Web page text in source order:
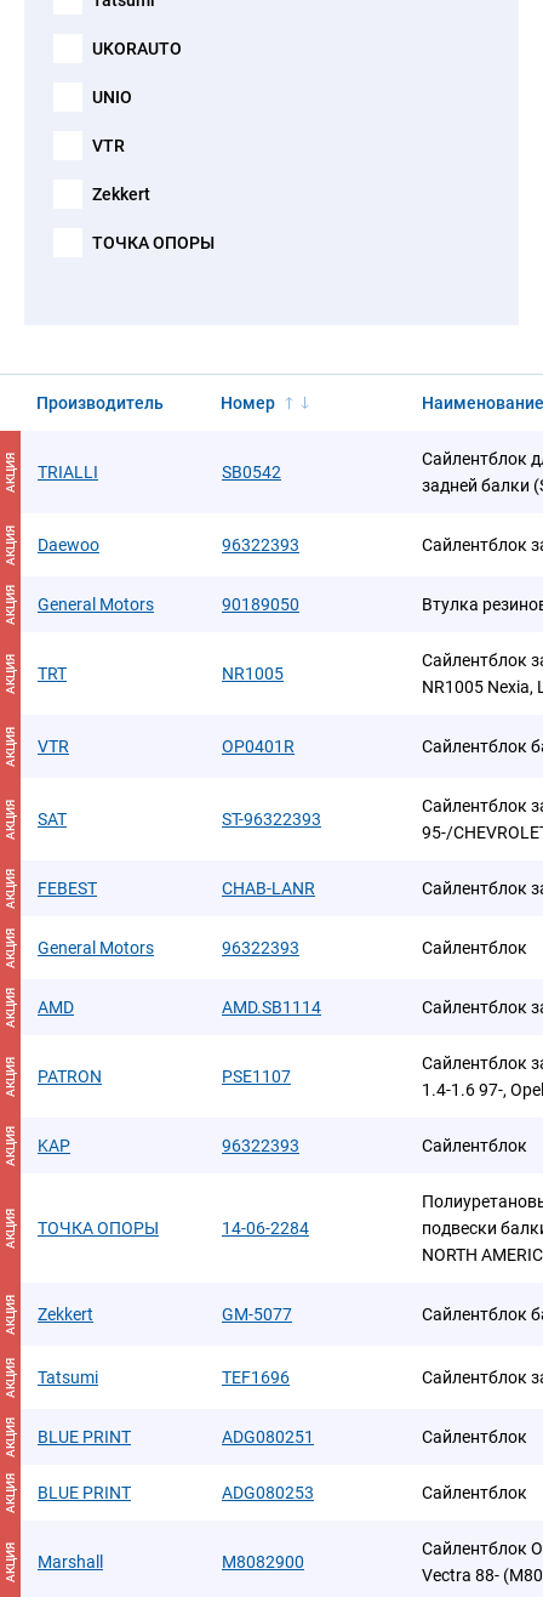
UKORAUTO
UNIO
VTR
Zekkert
ТОЧКА ОПОРЫ
Производитель Номер
АКЦИЯ TRIALLI SB0542
Сайлентблок
задней балки
АКЦИЯ Daewoo 96322393 Сайлентблок
АКЦИЯ General Motors 90189050 Втулка
АКЦИЯ TRT NR1005
Сайлентблок
NR1005 Nexia,
АКЦИЯ VTR OP0401R Сайлентблок
АКЦИЯ SAT ST-96322393
Сайлентблок
95-/
АКЦИЯ FEBEST CHAB-LANR Сайлентблок
АКЦИЯ General Motors 96322393 Сайлентблок
АКЦИЯ AMD AMD.SB1114 Сайлентблок
АКЦИЯ PATRON PSE1107
Сайлентблок
1.4-1.6 97-,
АКЦИЯ KAP 96322393 Сайлентблок
АКЦИЯ ТОЧКА ОПОРЫ 14-06-2284
подвески
NORTH
АКЦИЯ Zekkert GM-5077 Сайлентблок
АКЦИЯ Tatsumi TEF1696 Сайлентблок
АКЦИЯ BLUE PRINT ADG080251 Сайлентблок
АКЦИЯ BLUE PRINT ADG080253 Сайлентблок
АКЦИЯ Marshall M8082900
Сайлентблок
Vectra 88-